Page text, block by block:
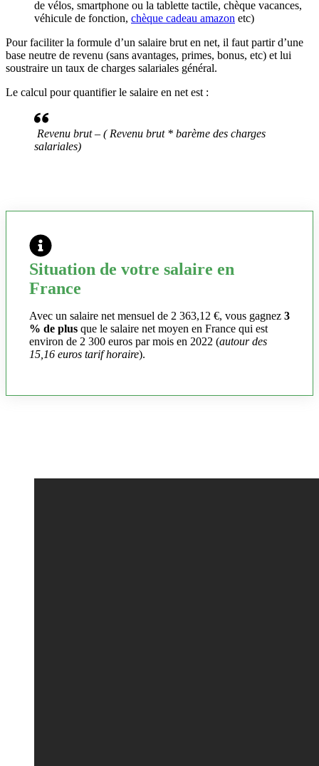
de vélos, smartphone ou la tablette tactile, chèque vacances,
véhicule de fonction, chèque cadeau amazon etc)
Pour faciliter la formule d’un salaire brut en net, il faut partir d’une
base neutre de revenu (sans avantages, primes, bonus, etc) et lui
soustraire un taux de charges salariales général.
Le calcul pour quantifier le salaire en net est :
Revenu brut – ( Revenu brut * barème des charges
salariales)
Situation de votre salaire en
France
Avec un salaire net mensuel de 2 363,12 €, vous gagnez 3
% de plus que le salaire net moyen en France qui est
environ de 2 300 euros par mois en 2022 (autour des
15,16 euros tarif horaire).